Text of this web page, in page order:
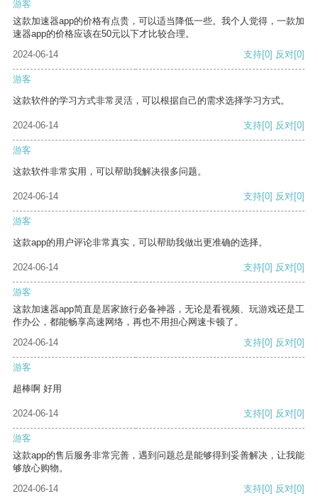
游客
这款加速器app的价格有点贵，可以适当降低一些。我个人觉得，一款加
速器app的价格应该在50元以下才比较合理。
2024-06-14
支持[0] 反对[0]
游客
这款软件的学习方式非常灵活，可以根据自己的需求选择学习方式。
2024-06-14 支持[0] 反对[0]
游客
这款软件非常实用，可以帮助我解决很多问题。
2024-06-14 支持[0] 反对[0]
游客
这款app的用户评论非常真实，可以帮助我做出更准确的选择。
2024-06-14 支持[0] 反对[0]
游客
这款加速器app简直是居家旅行必备神器，无论是看视频、玩游戏还是工
作办公，都能畅享高速网络，再也不用担心网速卡顿了。
2024-06-14
支持[0] 反对[0]
游客
超棒啊 好用
2024-06-14 支持[0] 反对[0]
游客
这款app的售后服务非常完善，遇到问题总是能够得到妥善解决，让我能
够放心购物。
2024-06-14
支持[0] 反对[0]